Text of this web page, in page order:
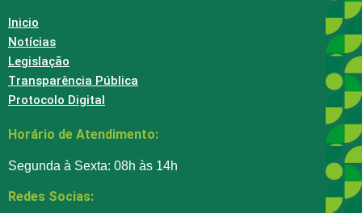
Inicio
Notícias
Legislação
Transparência Pública
Protocolo Digital
Horário de Atendimento:
Segunda à Sexta: 08h às 14h
Redes Socias: